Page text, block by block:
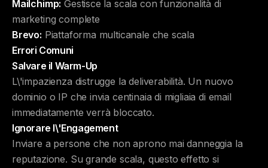
Mailchimp: Gestisce la scala con funzionalità di
marketing complete
Brevo: Piattaforma multicanale che scala
Errori Comuni
Salvare il Warm-Up
L\'impazienza distrugge la deliverabilità. Un nuovo
dominio o IP che invia centinaia di migliaia di email
immediatamente verrà bloccato.
Ignorare l\'Engagement
Inviare a persone che non aprono mai danneggia la
reputazione. Su grande scala, questo effetto si